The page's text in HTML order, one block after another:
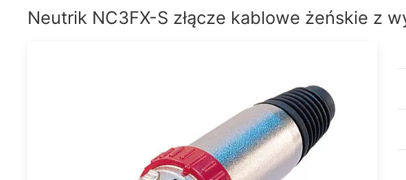
Neutrik NC3FX-S złącze kablowe żeńskie z